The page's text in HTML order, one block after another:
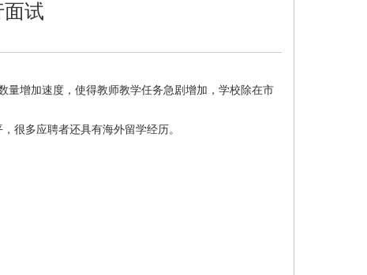
试
量增加速度，使得教师教学任务急剧增加，学校除在市
很多应聘者还具有海外留学经历。